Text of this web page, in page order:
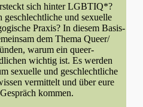
sich hinter LGBTIQ*?
und sexuelle
Praxis? In diesem Basis-
dem Thema Queer/
warum ein queer-
wichtig ist. Es werden
sexuelle und geschlechtliche
vermittelt und über eure
kommen.